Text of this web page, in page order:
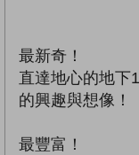
最新奇！
直達地心的地下
的興趣與想像！
最豐富！